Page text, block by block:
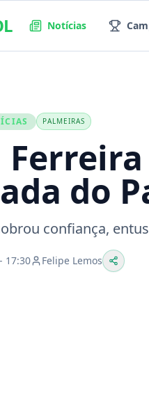
Notícias
PALMEIRAS
do
confiança,
17:30 Felipe Lemos